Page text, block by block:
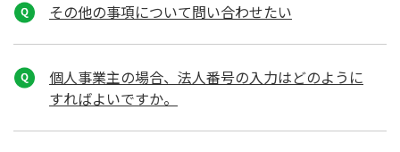
その他の事項について問い合わせたい
個人事業主の場合、法人番号の入力はどのように
すればよいですか。